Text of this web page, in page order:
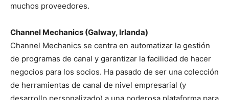
muchos proveedores.
Channel Mechanics (Galway, Irlanda)
Channel Mechanics se centra en automatizar la gestión
de programas de canal y garantizar la facilidad de hacer
negocios para los socios. Ha pasado de ser una colección
de herramientas de canal de nivel empresarial (y
desarrollo personalizado) a una poderosa plataforma para